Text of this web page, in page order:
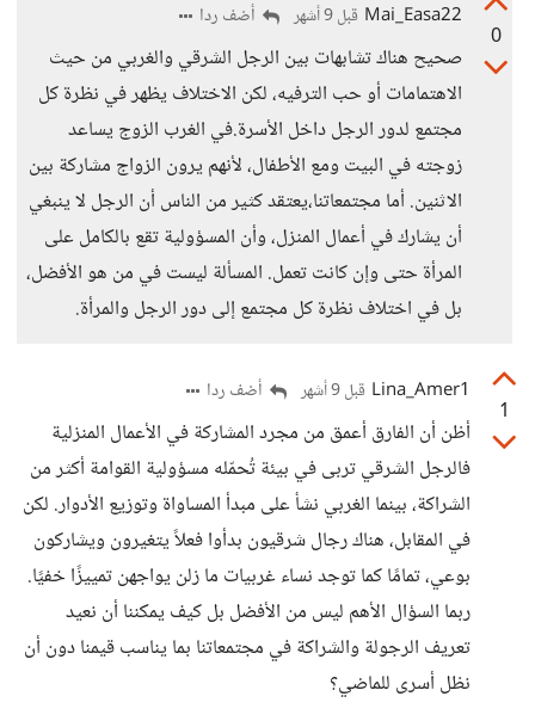
0
Mai_Easa22 قبل 9 أشهر أضف ردا
صحيح هناك تشابهات بين الرجل الشرقي والغربي من حيث
الاهتمامات أو حب الترفيه، لكن الاختلاف يظهر في نظرة كل
مجتمع لدور الرجل داخل الأسرة.في الغرب الزوج يساعد
زوجته في البيت ومع الأطفال، لأنهم يرون الزواج مشاركة بين
الاثنين. أما مجتمعاتنا،يعتقد كثير من الناس أن الرجل لا ينبغي
أن يشارك في أعمال المنزل، وأن المسؤولية تقع بالكامل على
المرأة حتى وإن كانت تعمل. المسألة ليست في من هو الأفضل،
بل في اختلاف نظرة كل مجتمع إلى دور الرجل والمرأة.
1
Lina_Amer1 قبل 9 أشهر أضف ردا
أظن أن الفارق أعمق من مجرد المشاركة في الأعمال المنزلية
فالرجل الشرقي تربى في بيئة تُحمّله مسؤولية القوامة أكثر من
الشراكة، بينما الغربي نشأ على مبدأ المساواة وتوزيع الأدوار. لكن
في المقابل، هناك رجال شرقيون بدأوا فعلاً يتغيرون ويشاركون
بوعي، تمامًا كما توجد نساء غربيات ما زلن يواجهن تمييزًا خفيًا.
ربما السؤال الأهم ليس من الأفضل بل كيف يمكننا أن نعيد
تعريف الرجولة والشراكة في مجتمعاتنا بما يناسب قيمنا دون أن
نظل أسرى للماضي؟